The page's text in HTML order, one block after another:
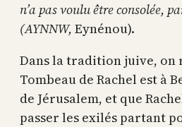
n’a pas voulu être consolée,
(AYNNW, Eynénou).
Dans la tradition juive, on
Tombeau de Rachel est à
de Jérusalem, et que
passer les exilés partant